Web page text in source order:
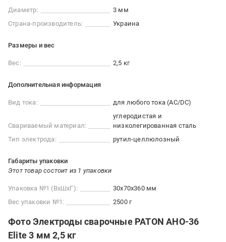
Диаметр:
3 мм
Страна-производитель:
Украина
Размеры и вес
Вес: 2,5 кг
Дополнительная информация
Вид тока: для любого тока (AC/DC)
Свариваемый материал:
углеродистая и
низколегированная сталь
Тип электрода:
рутил-целлюлозный
Габариты упаковки
Этот товар состоит из 1 упаковки
Упаковка №1 (ВхШхГ):
30x70x360 мм
Вес упаковки №1:
2500 г
Фото Электроды сварочные PATON АНО-36
Elite 3 мм 2,5 кг